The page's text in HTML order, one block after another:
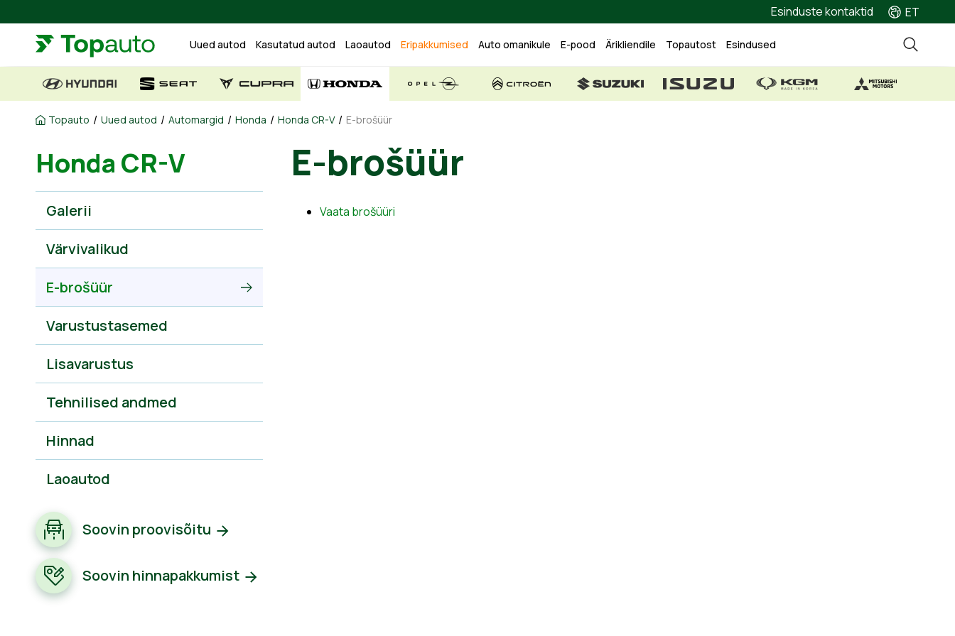
Esinduste kontaktid ET
Uued autod Kasutatud autod Laoautod Eripakkumised Auto omanikule E-pood Ärikliendile Topautost Esindused
Topauto / Uued autod / Automargid / Honda / Honda CR-V / E-brošüür
Honda CR-V
Galerii
Värvivalikud
E-brošüür
Varustustasemed
Lisavarustus
Tehnilised andmed
Hinnad
Laoautod
Soovin proovisõitu
Soovin hinnapakkumist
E-brošüür
Vaata brošüüri